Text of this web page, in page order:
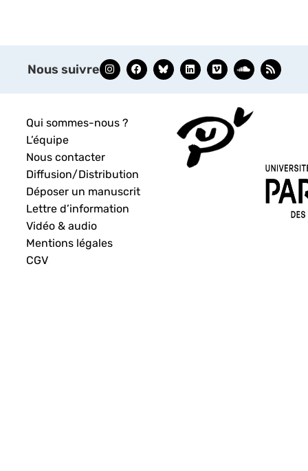
Nous suivre
Qui sommes-nous ?
L’équipe
Nous contacter
Diffusion/Distribution
Déposer un manuscrit
Lettre d’information
Vidéo & audio
Mentions légales
CGV